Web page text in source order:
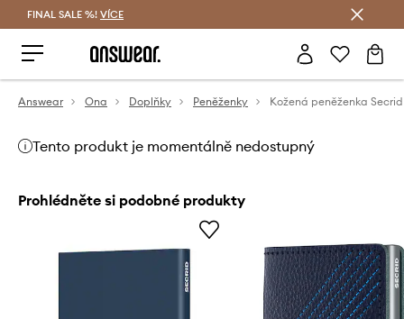
FINAL SALE %! VÍCE
Answear Ona Doplňky Peněženky Kožená peněženka Secrid
Tento produkt je momentálně nedostupný
Prohlédněte si podobné produkty